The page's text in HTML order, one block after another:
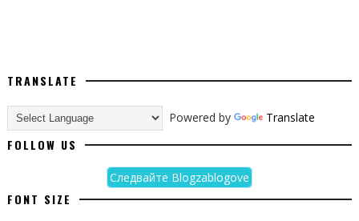
TRANSLATE
Powered by Translate
FOLLOW US
Следвайте Blogzablogove
FONT SIZE